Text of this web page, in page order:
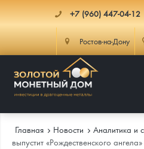
+7 (960) 447-04-12
Ростов-на-Дону
Главная Новости Аналитика и
выпустит «Рождественского ангела»